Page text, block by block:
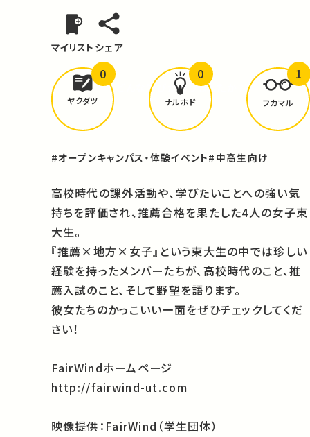
マイリスト シェア
どんな学びがありましたか？
ヤクダツ
0
ナルホド
0
フカマル
1
#オープンキャンパス・体験イベント#中高生向け
高校時代の課外活動や、学びたいことへの強い気
持ちを評価され、推薦合格を果たした4人の女子東
大生。
『推薦×地方×女子』という東大生の中では珍しい
経験を持ったメンバーたちが、高校時代のこと、推
薦入試のこと、そして野望を語ります。
彼女たちのかっこいい一面をぜひチェックしてくだ
さい！
FairWindホームページ
http://fairwind-ut.com
映像提供：FairWind（学生団体）